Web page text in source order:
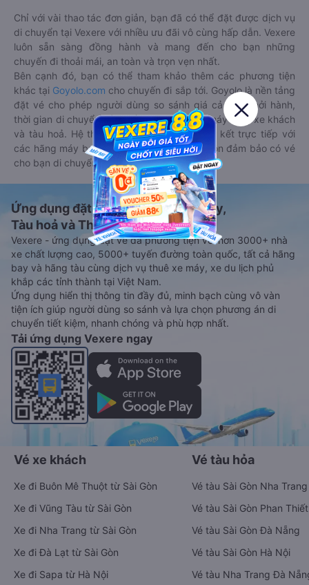
Chỉ với vài thao tác đơn giản, bạn đã có thể đặt được dịch vụ
di chuyển tại Vexere với nhiều ưu đãi vô cùng hấp dẫn. Vexere
luôn sẵn sàng đồng hành và mang đến cho bạn những
chuyến đi thoải mái, an toàn và trọn vẹn nhất.
Bên cạnh đó, bạn có thể tham khảo thêm các phương tiện
khác tại Goyolo.com cho chuyến đi sắp tới. Goyolo là nền tảng
đặt vé cho phép người dùng so sánh giá cả, giờ khởi hành,
thời gian di chuyển của nhiều phương tiện máy bay, xe khách
và tàu hoả. Hệ thống của Goyolo được liên kết trực tiếp với
các hãng máy bay, xe khách và tàu hoả, luôn đảm bảo có vé
cho bạn di chuyển.
Ứng dụng đặt vé Xe khách, Máy bay,
Tàu hoả và Thuê xe
Vexere - ứng dụng đặt vé đa phương tiện với hơn 3000+ nhà
xe chất lượng cao, 5000+ tuyến đường toàn quốc, tất cả hãng
bay và hãng tàu cùng dịch vụ thuê xe máy, xe du lịch phủ
khắp các tỉnh thành tại Việt Nam.
Ứng dụng hiển thị thông tin đầy đủ, minh bạch cùng vô vàn
tiện ích giúp người dùng so sánh và lựa chọn phương án di
chuyển tiết kiệm, nhanh chóng và phù hợp nhất.
Tải ứng dụng Vexere ngay
Vé xe khách
Xe đi Buôn Mê Thuột từ Sài Gòn
Xe đi Vũng Tàu từ Sài Gòn
Xe đi Nha Trang từ Sài Gòn
Xe đi Đà Lạt từ Sài Gòn
Xe đi Sapa từ Hà Nội
Vé tàu hỏa
Vé tàu Sài Gòn Nha Trang
Vé tàu Sài Gòn Phan Thiết
Vé tàu Sài Gòn Đà Nẵng
Vé tàu Sài Gòn Hà Nội
Vé tàu Nha Trang Đà